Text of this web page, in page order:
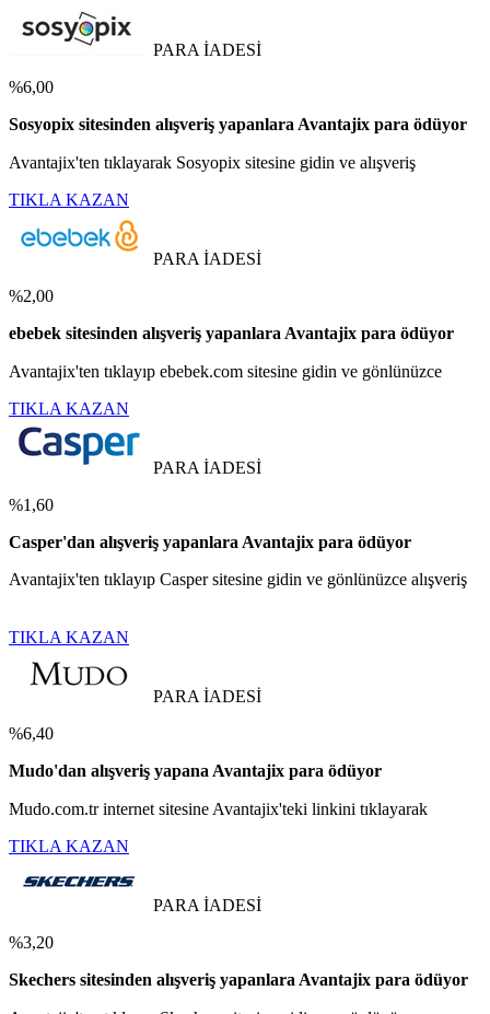
PARA İADESİ
%6,00
Sosyopix sitesinden alışveriş yapanlara Avantajix para ödüyor
Avantajix'ten tıklayarak Sosyopix sitesine gidin ve alışveriş
TIKLA KAZAN
PARA İADESİ
%2,00
ebebek sitesinden alışveriş yapanlara Avantajix para ödüyor
Avantajix'ten tıklayıp ebebek.com sitesine gidin ve gönlünüzce
TIKLA KAZAN
PARA İADESİ
%1,60
Casper'dan alışveriş yapanlara Avantajix para ödüyor
Avantajix'ten tıklayıp Casper sitesine gidin ve gönlünüzce alışveriş
TIKLA KAZAN
PARA İADESİ
%6,40
Mudo'dan alışveriş yapana Avantajix para ödüyor
Mudo.com.tr internet sitesine Avantajix'teki linkini tıklayarak
TIKLA KAZAN
PARA İADESİ
%3,20
Skechers sitesinden alışveriş yapanlara Avantajix para ödüyor